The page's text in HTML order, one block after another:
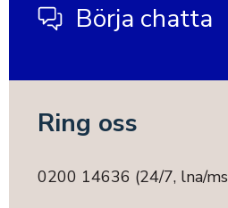
Börja chatta
Ring oss
0200 14636 (24/7, lna/